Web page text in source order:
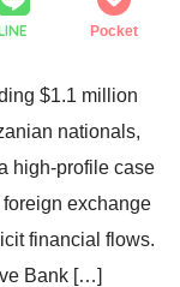
Pocket
$1.1 million
nationals,
high-profile case
exchange
financial flows.
Bank […]